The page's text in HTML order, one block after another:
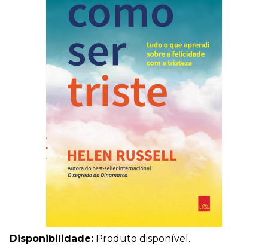
Disponibilidade: Produto disponível.